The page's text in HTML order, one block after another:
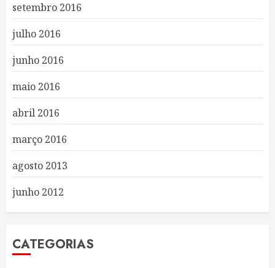
setembro 2016
julho 2016
junho 2016
maio 2016
abril 2016
março 2016
agosto 2013
junho 2012
CATEGORIAS